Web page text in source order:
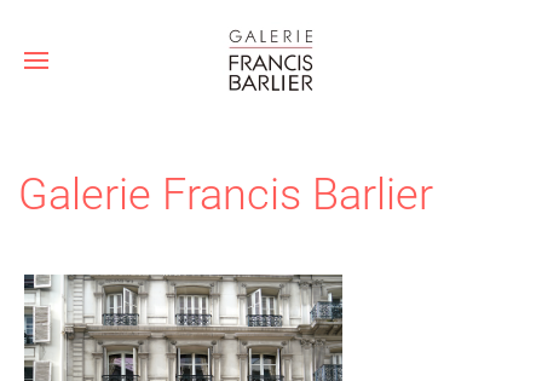
Galerie Francis Barlier